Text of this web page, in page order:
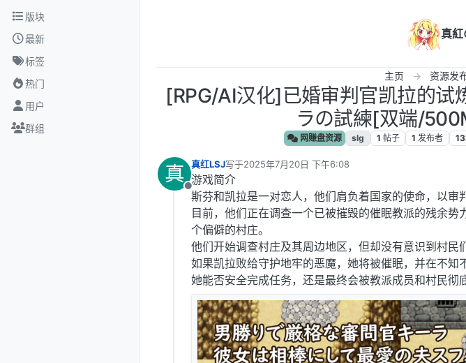
跳转至内容
版块
最新
标签
热门
用户
群组
真
主页 资源发
[RPG/AI汉化]已婚审判官凯拉的试
ラの試練[双端/
网赚盘资源 slg 1 帖子 1 发布者
真
离线
真红LSJ写于2025年7月20日 下午6:08
最后由 编辑
游戏简介
斯芬和凯拉是一对恋人，他们肩负着国家的使命，以审
目前，他们正在调查一个已被摧毁的催眠教派的残余
个偏僻的村庄。
他们开始调查村庄及其周边地区，但却没有意识到村民
如果凯拉败给守护地牢的恶魔，她将被催眠，并在不知
她能否安全完成任务，还是最终会被教派成员和村民彻